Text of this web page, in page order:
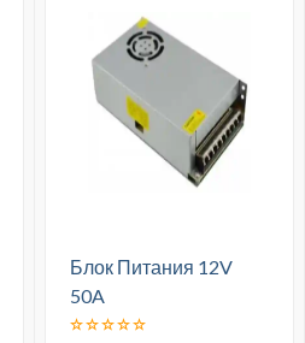
Блок Питания 12V
50A